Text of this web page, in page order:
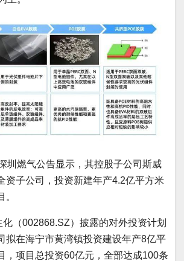
圳燃气公告显示，其控股子公司斯威
资子公司，投资新建年产4.2亿平方米
（002868.SZ）披露的对外投资计划
拟在海宁市黄湾镇投资建设年产8亿平
，项目总投资60亿元，全部达成100条